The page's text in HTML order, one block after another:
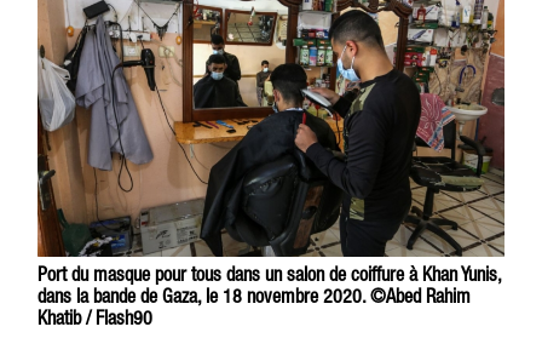
Port du masque pour tous dans un salon de coiffure à Khan Yunis,
dans la bande de Gaza, le 18 novembre 2020. ©Abed Rahim
Khatib / Flash90